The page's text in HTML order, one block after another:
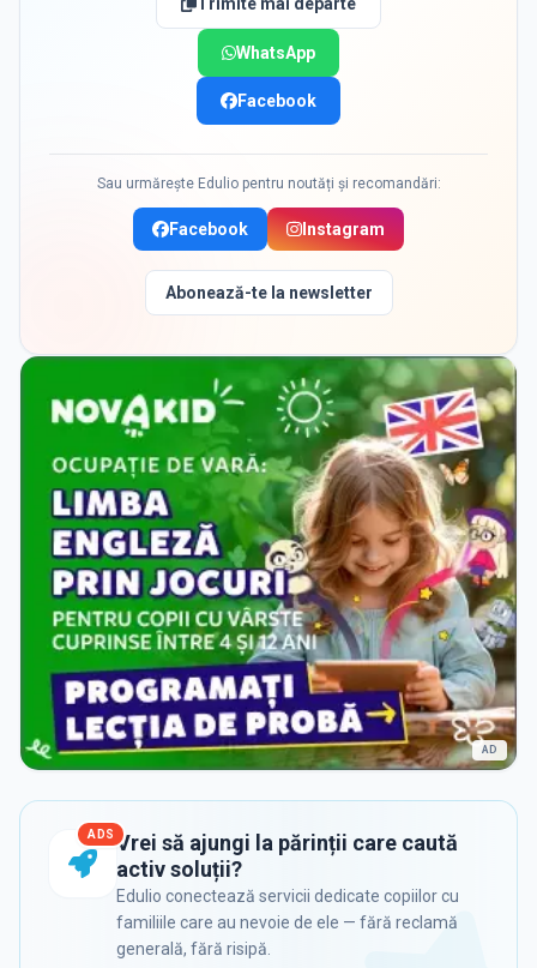
Trimite mai departe
WhatsApp
Facebook
Sau urmărește Edulio pentru noutăți și recomandări:
Facebook Instagram
Abonează-te la newsletter
AD
ADS Vrei să ajungi la părinții care caută
activ soluții?
Edulio conectează servicii dedicate copiilor cu
familiile care au nevoie de ele — fără reclamă
generală, fără risipă.